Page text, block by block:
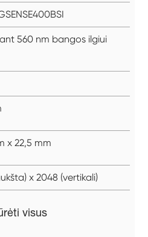
560 nm bangos ilgiui
x 22,5 mm
x 2048 (vertikali)
visus